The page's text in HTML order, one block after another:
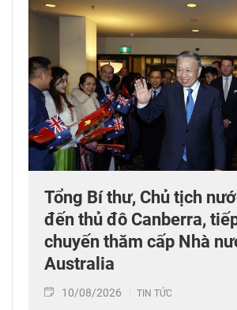
Tổng Bí thư, Chủ tịch
đến thủ đô Canberra,
chuyến thăm cấp Nhà
Australia
10/08/2026 TIN TỨC